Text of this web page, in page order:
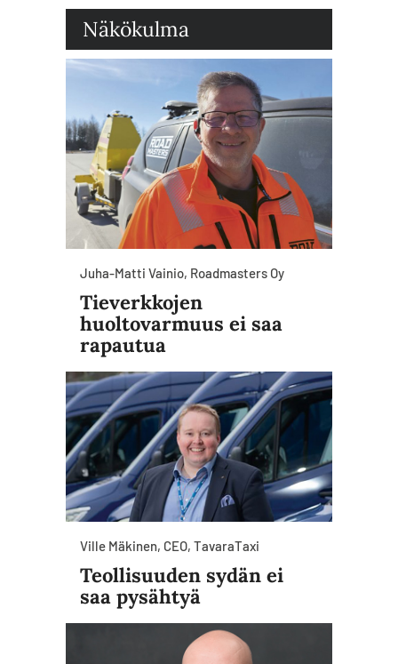
Näkökulma
Juha-Matti Vainio, Roadmasters Oy
Tieverkkojen
huoltovarmuus ei saa
rapautua
Ville Mäkinen, CEO, TavaraTaxi
Teollisuuden sydän ei
saa pysähtyä